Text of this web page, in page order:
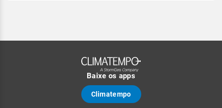
Baixe os apps
Climatempo